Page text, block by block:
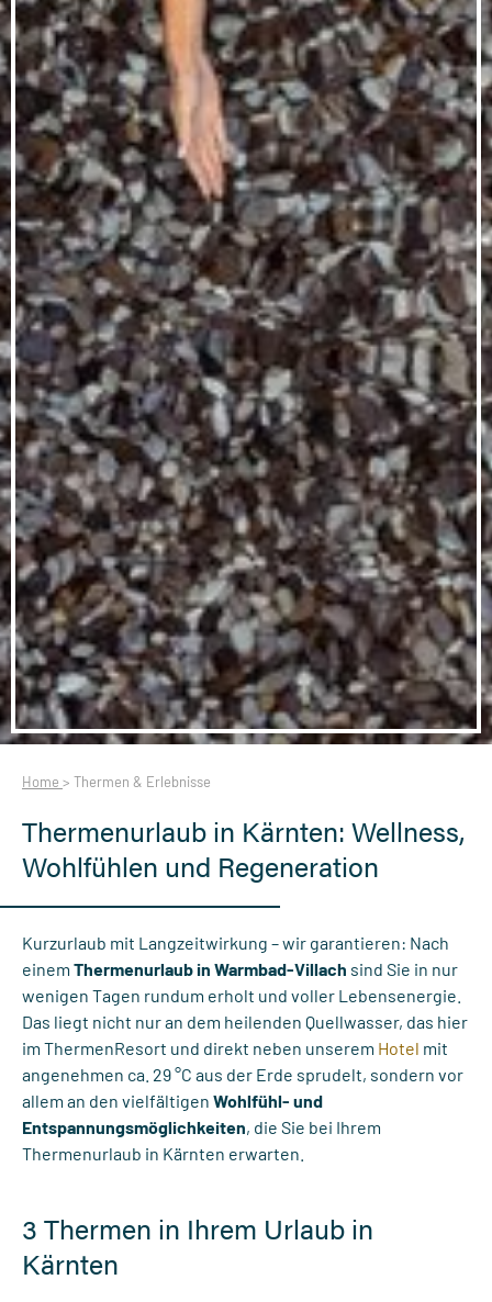
Home > Thermen & Erlebnisse
Thermenurlaub in Kärnten: Wellness,
Wohlfühlen und Regeneration
Kurzurlaub mit Langzeitwirkung – wir garantieren: Nach
einem Thermenurlaub in Warmbad-Villach sind Sie in nur
wenigen Tagen rundum erholt und voller Lebensenergie.
Das liegt nicht nur an dem heilenden Quellwasser, das hier
im ThermenResort und direkt neben unserem Hotel mit
angenehmen ca. 29 °C aus der Erde sprudelt, sondern vor
allem an den vielfältigen Wohlfühl- und
Entspannungsmöglichkeiten, die Sie bei Ihrem
Thermenurlaub in Kärnten erwarten.
3 Thermen in Ihrem Urlaub in
Kärnten